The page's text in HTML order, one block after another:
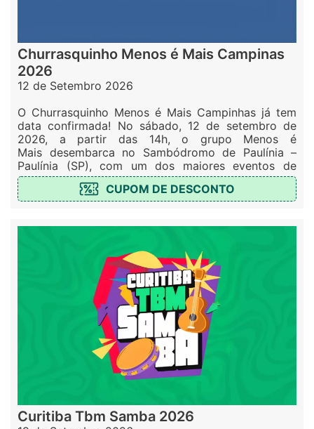
Churrasquinho Menos é Mais Campinas
2026
12 de Setembro 2026
O Churrasquinho Menos é Mais Campinhas já tem
data confirmada! No sábado, 12 de setembro de
2026, a partir das 14h, o grupo Menos é
Mais desembarca no Sambódromo de Paulínia –
Paulínia (SP), com um dos maiores eventos de
pagode...
CUPOM DE DESCONTO
Curitiba Tbm Samba 2026